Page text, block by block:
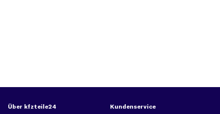
Über kfzteile24 Kundenservice